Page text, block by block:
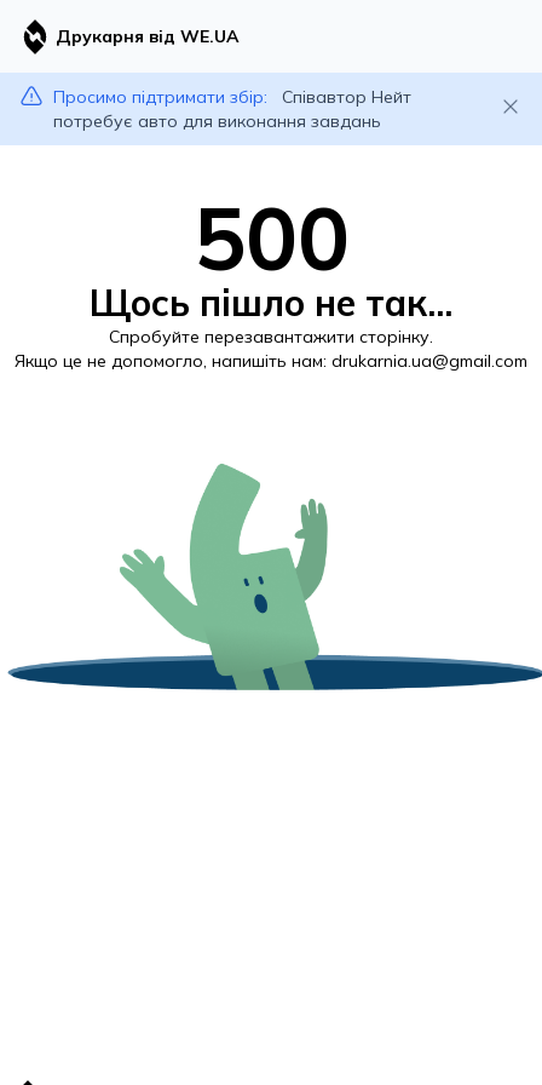
Друкарня від WE.UA
Просимо підтримати збір:
Співавтор Нейт
потребує авто для виконання завдань
500
Щось пішло не так...
Спробуйте перезавантажити сторінку.
Якщо це не допомогло, напишіть нам: drukarnia.ua@gmail.com